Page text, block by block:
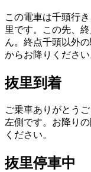
この電車は千頭行
里です。この先、
ん。終点千頭以外
からお降りください
抜里到着
ご乗車ありがとう
左側です。お降り
ください。
抜里停車中